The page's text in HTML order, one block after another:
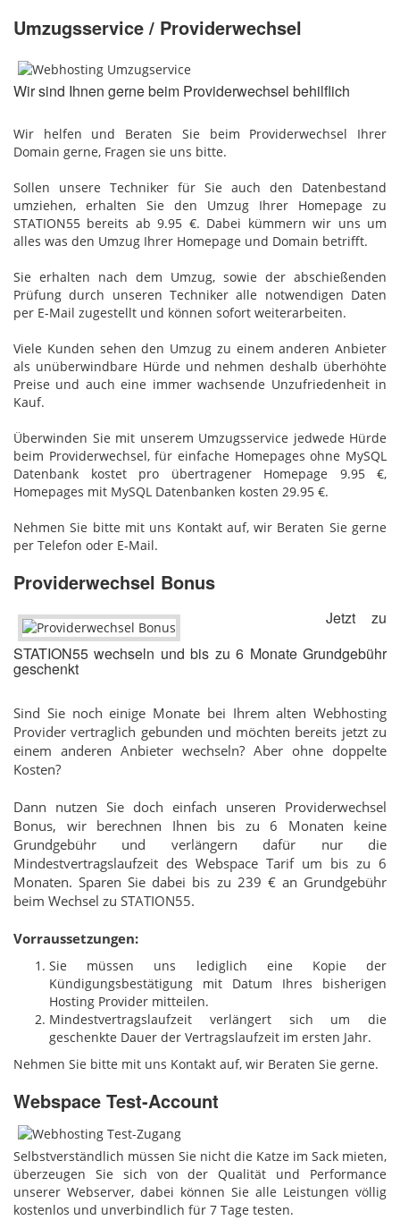
Umzugsservice / Providerwechsel
Wir sind Ihnen gerne beim Providerwechsel behilflich
Wir helfen und Beraten Sie beim Providerwechsel Ihrer
Domain gerne, Fragen sie uns bitte.
Sollen unsere Techniker für Sie auch den Datenbestand
umziehen, erhalten Sie den Umzug Ihrer Homepage zu
STATION55 bereits ab 9.95 €. Dabei kümmern wir uns um
alles was den Umzug Ihrer Homepage und Domain betrifft.
Sie erhalten nach dem Umzug, sowie der abschießenden
Prüfung durch unseren Techniker alle notwendigen Daten
per E-Mail zugestellt und können sofort weiterarbeiten.
Viele Kunden sehen den Umzug zu einem anderen Anbieter
als unüberwindbare Hürde und nehmen deshalb überhöhte
Preise und auch eine immer wachsende Unzufriedenheit in
Kauf.
Überwinden Sie mit unserem Umzugsservice jedwede Hürde
beim Providerwechsel, für einfache Homepages ohne MySQL
Datenbank kostet pro übertragener Homepage 9.95 €,
Homepages mit MySQL Datenbanken kosten 29.95 €.
Nehmen Sie bitte mit uns Kontakt auf, wir Beraten Sie gerne
per Telefon oder E-Mail.
Providerwechsel Bonus
Jetzt zu
STATION55 wechseln und bis zu 6 Monate Grundgebühr
geschenkt
Sind Sie noch einige Monate bei Ihrem alten Webhosting
Provider vertraglich gebunden und möchten bereits jetzt zu
einem anderen Anbieter wechseln? Aber ohne doppelte
Kosten?
Dann nutzen Sie doch einfach unseren Providerwechsel
Bonus, wir berechnen Ihnen bis zu 6 Monaten keine
Grundgebühr und verlängern dafür nur die
Mindestvertragslaufzeit des Webspace Tarif um bis zu 6
Monaten. Sparen Sie dabei bis zu 239 € an Grundgebühr
beim Wechsel zu STATION55.
Vorraussetzungen:
Sie müssen uns lediglich eine Kopie der
Kündigungsbestätigung mit Datum Ihres bisherigen
Hosting Provider mitteilen.
Mindestvertragslaufzeit verlängert sich um die
geschenkte Dauer der Vertragslaufzeit im ersten Jahr.
Nehmen Sie bitte mit uns Kontakt auf, wir Beraten Sie gerne.
Webspace Test-Account
Selbstverständlich müssen Sie nicht die Katze im Sack mieten,
überzeugen Sie sich von der Qualität und Performance
unserer Webserver, dabei können Sie alle Leistungen völlig
kostenlos und unverbindlich für 7 Tage testen.